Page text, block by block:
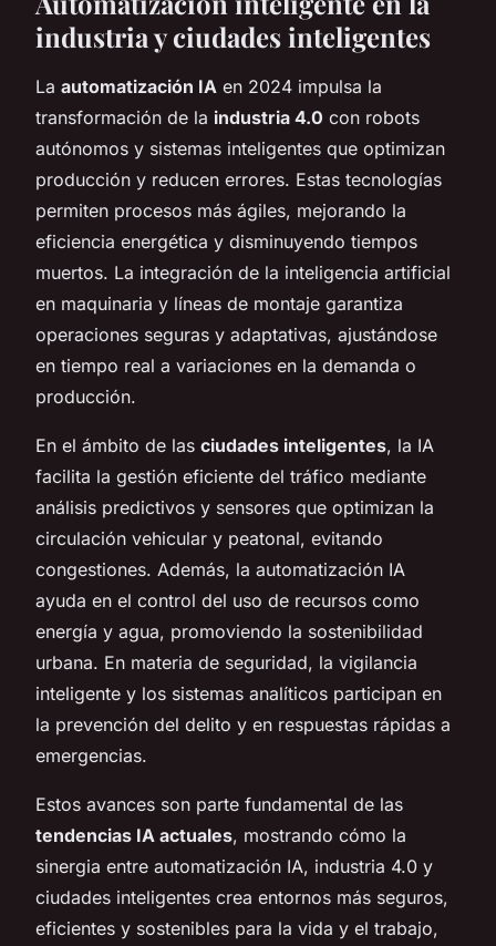
industria y ciudades inteligentes
La automatización IA en 2024 impulsa la
transformación de la industria 4.0 con robots
autónomos y sistemas inteligentes que optimizan
producción y reducen errores. Estas tecnologías
permiten procesos más ágiles, mejorando la
eficiencia energética y disminuyendo tiempos
muertos. La integración de la inteligencia artificial
en maquinaria y líneas de montaje garantiza
operaciones seguras y adaptativas, ajustándose
en tiempo real a variaciones en la demanda o
producción.
En el ámbito de las ciudades inteligentes, la IA
facilita la gestión eficiente del tráfico mediante
análisis predictivos y sensores que optimizan la
circulación vehicular y peatonal, evitando
congestiones. Además, la automatización IA
ayuda en el control del uso de recursos como
energía y agua, promoviendo la sostenibilidad
urbana. En materia de seguridad, la vigilancia
inteligente y los sistemas analíticos participan en
la prevención del delito y en respuestas rápidas a
emergencias.
Estos avances son parte fundamental de las
tendencias IA actuales, mostrando cómo la
sinergia entre automatización IA, industria 4.0 y
ciudades inteligentes crea entornos más seguros,
eficientes y sostenibles para la vida y el trabajo,